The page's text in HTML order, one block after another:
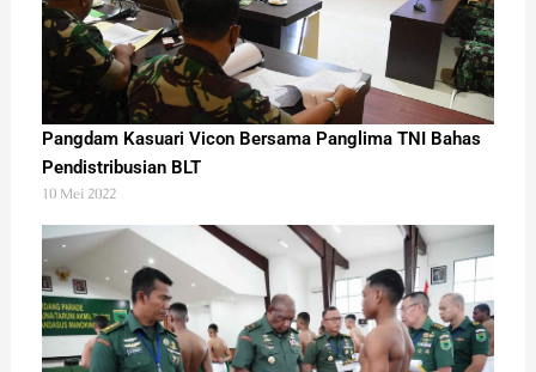
Pangdam Kasuari Vicon Bersama Panglima TNI Bahas
Pendistribusian BLT
10 Mei 2022